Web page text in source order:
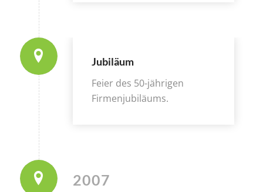
Jubiläum
Feier des 50-jährigen
Firmenjubiläums.
2007